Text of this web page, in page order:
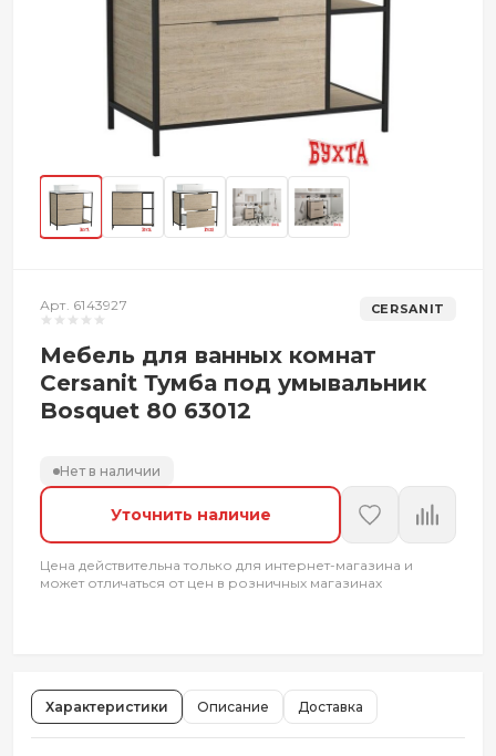
Арт. 6143927 CERSANIT
Мебель для ванных комнат
Cersanit Тумба под умывальник
Bosquet 80 63012
Нет в наличии
Уточнить наличие
Цена действительна только для интернет-магазина и
может отличаться от цен в розничных магазинах
Характеристики Описание Доставка